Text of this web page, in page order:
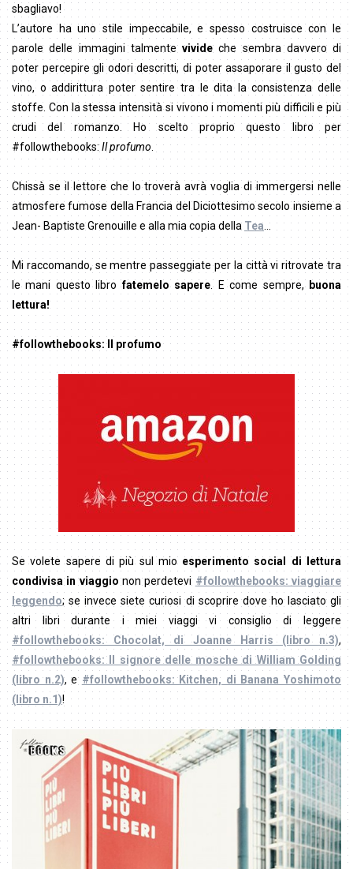
sbagliavo!
L’autore ha uno stile impeccabile, e spesso costruisce con le
parole delle immagini talmente vivideche sembra davvero di
poter percepire gli odori descritti, di poter assaporare il gusto del
vino, o addirittura poter sentire tra le dita la consistenza delle
stoffe. Con la stessa intensità si vivono i momenti più difficili e più
crudi del romanzo. Ho scelto proprio questo libro per
#followthebooks:Il profumo.
Chissà se il lettore che lo troverà avrà voglia di immergersi nelle
atmosfere fumose della Francia del Diciottesimo secolo insieme a
Jean- Baptiste Grenouille e alla mia copia della Tea…
Mi raccomando, se mentre passeggiate per la città vi ritrovate tra
le mani questo librofatemelo sapere. E come sempre, buona
lettura!
#followthebooks: Il profumo
Se volete sapere di più sul mio esperimento social di lettura
condivisa in viaggionon perdetevi #followthebooks: viaggiare
leggendo; se invece siete curiosi di scoprire dove ho lasciato gli
altri libri durante i miei viaggi vi consiglio di leggere
#followthebooks: Chocolat, di Joanne Harris (libro n.3),
#followthebooks: Il signore delle mosche di William Golding
(libro n.2), e #followthebooks: Kitchen, di Banana Yoshimoto
(libro n.1)!